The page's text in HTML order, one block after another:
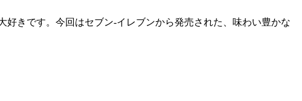
きです。今回はセブン-イレブンから発売された、味わい豊かな